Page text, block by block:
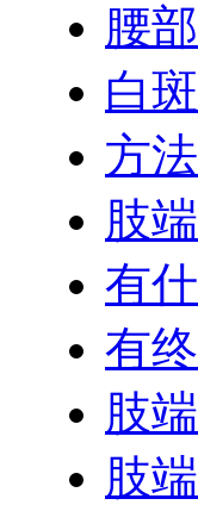
腰
白
方
肢
有
有
肢
肢